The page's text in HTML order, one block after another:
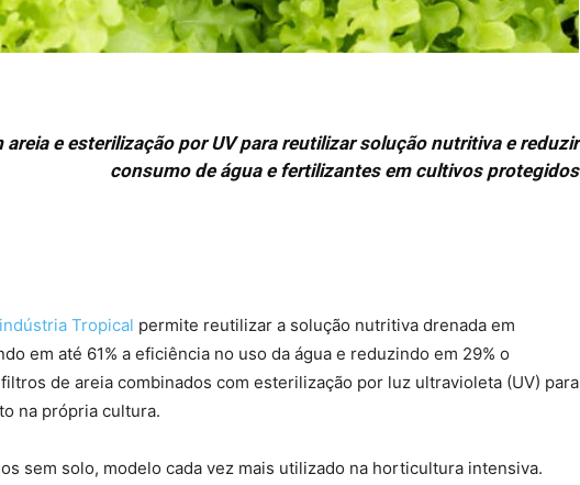
e esterilização por UV para reutilizar solução nutritiva e reduzir
consumo de água e fertilizantes em cultivos protegidos
Tropical permite reutilizar a solução nutritiva drenada em
em até 61% a eficiência no uso da água e reduzindo em 29% o
de areia combinados com esterilização por luz ultravioleta (UV) para
na própria cultura.
sem solo, modelo cada vez mais utilizado na horticultura intensiva.